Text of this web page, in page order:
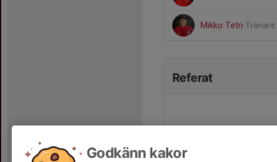
Mikko Tetri Tränare
Referat
Godkänn kakor